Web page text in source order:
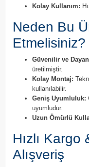
Kolay Kullanım:
Neden Bu
Etmelisiniz?
Güvenilir ve
üretilmiştir.
Kolay Montaj:
kullanılabilir.
Geniş Uyumluluk:
uyumludur.
Uzun Ömürlü
Hızlı
Alışveriş